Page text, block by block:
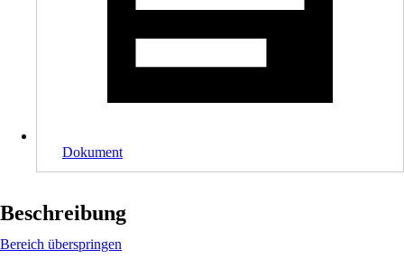
Dokument
Beschreibung
Bereich überspringen